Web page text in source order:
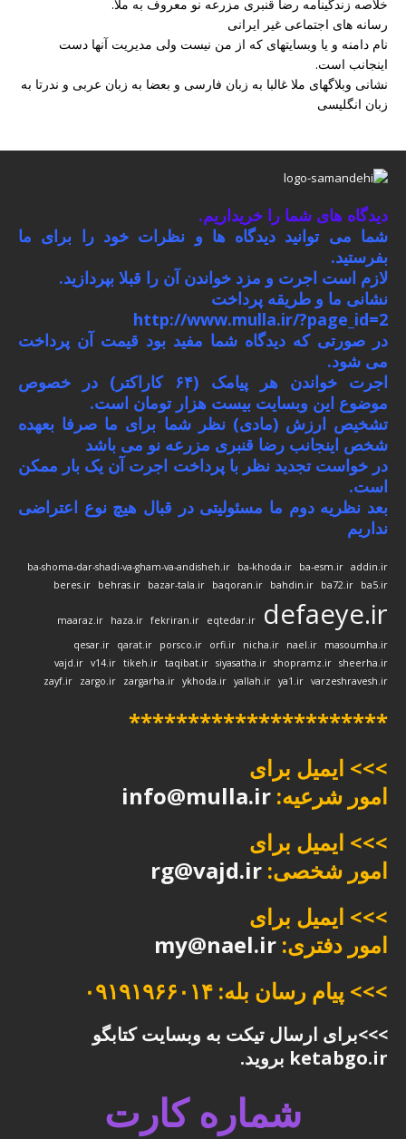
خلاصه زندگینامه رضا قنبری مزرعه نو معروف به ملا.
رسانه های اجتماعی غیر ایرانی
نام دامنه و یا وبسایتهای که از من نیست ولی مدیریت آنها دست
اینجانب است.
نشانی وبلاگهای ملا غالبا به زبان فارسی و بعضا به زبان عربی و ندرتا به
زبان انگلیسی
دیدگاه های شما را خریداریم.
شما می توانید دیدگاه ها و نظرات خود را برای ما
بفرستید.
لازم است اجرت و مزد خواندن آن را قبلا بپردازید.
نشانی ما و طریقه پرداخت
http://www.mulla.ir/?page_id=2
در صورتی که دیدگاه شما مفید بود قیمت آن پرداخت
می شود.
اجرت خواندن هر پیامک (۶۴ کاراکتر) در خصوص
موضوع این وبسایت بیست هزار تومان است.
تشخیص ارزش (مادی) نظر شما برای ما صرفا بعهده
شخص اینجانب رضا قنبری مزرعه نو می باشد
در خواست تجدید نظر با پرداخت اجرت آن یک بار ممکن
است.
بعد نظریه دوم ما مسئولیتی در قبال هیچ نوع اعتراضی
نداریم
addin.ir
ba-esm.ir
ba-khoda.ir
ba-shoma-dar-shadi-va-gham-va-andisheh.ir
ba5.ir
ba72.ir
bahdin.ir
baqoran.ir
bazar-tala.ir
behras.ir
beres.ir
defaeye.ir
eqtedar.ir
fekriran.ir
haza.ir
maaraz.ir
masoumha.ir
nael.ir
nicha.ir
orfi.ir
porsco.ir
qarat.ir
qesar.ir
sheerha.ir
shopramz.ir
siyasatha.ir
taqibat.ir
tikeh.ir
v14.ir
vajd.ir
varzeshravesh.ir
ya1.ir
yallah.ir
ykhoda.ir
zargarha.ir
zargo.ir
zayf.ir
**********************
>>> ایمیل برای
امور شرعیه: info@mulla.ir
>>> ایمیل برای
امور شخصی: rg@vajd.ir
>>> ایمیل برای
امور دفتری: my@nael.ir
>>> پیام رسان بله: ۰۹۱۹۱۹۶۶۰۱۴
>>>برای ارسال تیکت به وبسایت کتابگو
ketabgo.ir بروید.
شماره کارت